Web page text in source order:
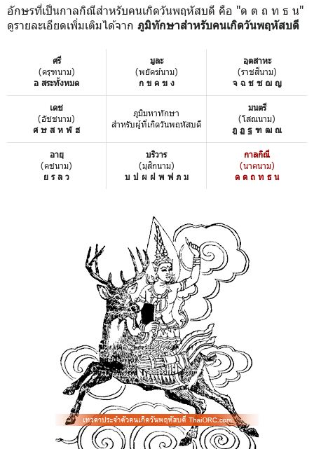
อักษรที่เป็นกาลกิณีสำหรับคนเกิดวันพฤหัสบดี คือ "ด ต ถ ท ธ น"
ดูรายละเอียดเพิ่มเติมได้จาก ภูมิทักษาสำหรับคนเกิดวันพฤหัสบดี
ศรี
(ครุฑนาม)
อ สระทั้งหมด
มูละ
(พยัคฆ์นาม)
ก ข ค ฆ ง
อุตสาหะ
(ราชสีนาม)
จ ฉ ช ซ ฌ ญ
เดช
(อัชชนาม)
ศ ษ ส ห ฬ ฮ
ภูมิมหาทักษา
สำหรับผู้ที่เกิดวันพฤหัสบดี
มนตรี
(โสณนาม)
ฎ ฏ ฐ ฑ ฒ ณ
อายุ
(คชนาม)
ย ร ล ว
บริวาร
(มุสิกนาม)
บ ป ผ ฝ พ ฟ ภ ม
กาลกิณี
(นาคนาม)
ด ต ถ ท ธ น